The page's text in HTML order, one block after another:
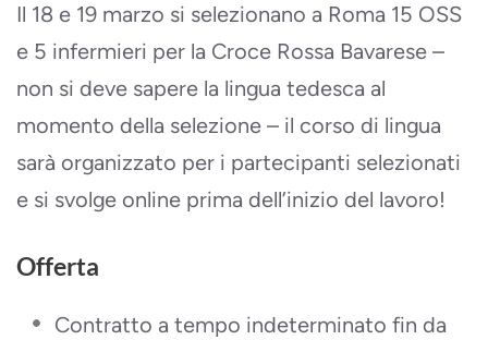
Il 18 e 19 marzo si selezionano a Roma 15 OSS
e 5 infermieri per la Croce Rossa Bavarese –
non si deve sapere la lingua tedesca al
momento della selezione – il corso di lingua
sarà organizzato per i partecipanti selezionati
e si svolge online prima dell’inizio del lavoro!
Offerta
Contratto a tempo indeterminato fin da